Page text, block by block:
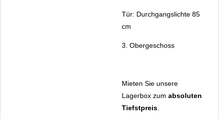
Tür: Durchgangslichte 85
cm
3. Obergeschoss
Mieten Sie unsere
Lagerbox zum absoluten
Tiefstpreis.